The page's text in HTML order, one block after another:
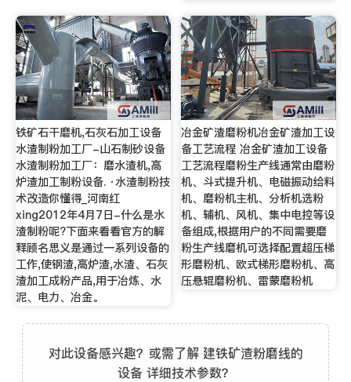
铁矿石干磨机,石灰石加工设备
水渣制粉加工厂-山石制砂设备
水渣制粉加工厂：磨水渣机,高
炉渣加工制粉设备. ·水渣制粉技
术改造你懂得_河南红
xing2012年4月7日-什么是水
渣制粉呢?下面来看看官方的解
释顾名思义是通过一系列设备的
工作,使钢渣,高炉渣,水渣、石灰
渣加工成粉产品,用于冶炼、水
泥、电力、冶金。
冶金矿渣磨粉机冶金矿渣加工设
备工艺流程 冶金矿渣加工设备
工艺流程磨粉生产线通常由磨粉
机、斗式提升机、电磁振动给料
机、磨粉机主机、分析机选粉
机、辅机、风机、集中电控等设
备组成,根据用户的不同需要磨
粉生产线磨机可选择配置超压梯
形磨粉机、欧式梯形磨粉机、高
压悬辊磨粉机、雷蒙磨粉机
对此设备感兴趣？或需了解 建铁矿渣粉磨线的
设备 详细技术参数？